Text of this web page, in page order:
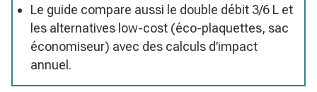
Le guide compare aussi le double débit 3/6 L et
les alternatives low-cost (éco-plaquettes, sac
économiseur) avec des calculs d’impact
annuel.